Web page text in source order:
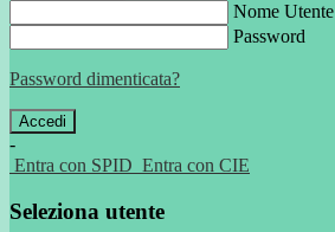
Nome Utente
Password
Password dimenticata?
-
Entra con SPID Entra con CIE
Seleziona utente